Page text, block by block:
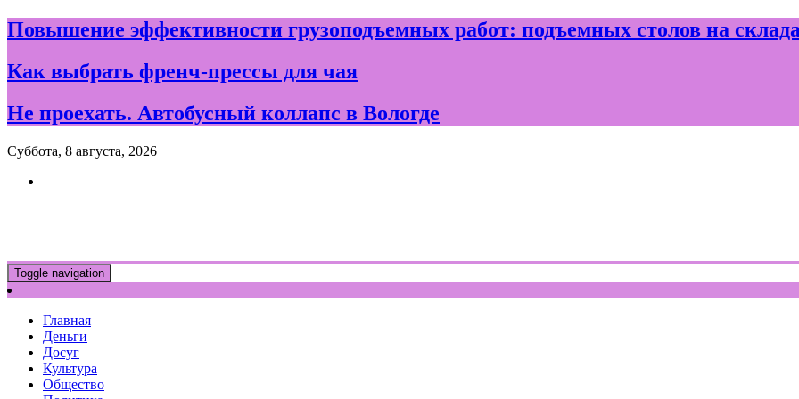
Skip
to
Повышение эффективности грузоподъемных работ: подъемных столов на
Как выбрать френч-прессы для чая
Не проехать. Автобусный коллапс в Вологде
Суббота, 8 августа, 2026
Toggle navigation
Главная
Деньги
Досуг
Культура
Общество